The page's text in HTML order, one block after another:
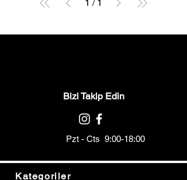
1 / 1
Bizi Takip Edin
Pzt - Cts 9:00-18:00
Kategoriler